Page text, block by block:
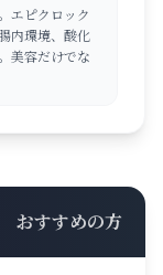
エピクロック
内環境、酸化
美容だけでな
おすすめの方